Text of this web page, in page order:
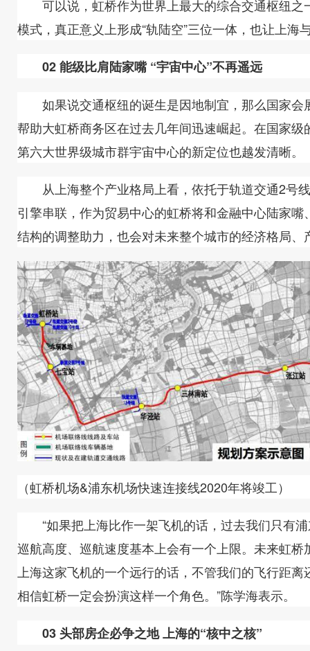
可以说，虹桥作为世界上最大的综合交通枢纽之
模式，真正意义上形成“轨陆空”三位一体，也让上海
02 能级比肩陆家嘴 “宇宙中心”不再遥远
如果说交通枢纽的诞生是因地制宜，那么国家会
帮助大虹桥商务区在过去几年间迅速崛起。在国家
第六大世界级城市群宇宙中心的新定位也越发清晰。
从上海整个产业格局上看，依托于轨道交通2号
引擎串联，作为贸易中心的虹桥将和金融中心陆家
结构的调整助力，也会对未来整个城市的经济格局
（虹桥机场&浦东机场快速连接线2020年将竣工）
“如果把上海比作一架飞机的话，过去我们只有
巡航高度、巡航速度基本上会有一个上限。未来虹
上海这家飞机的一个远行的话，不管我们的飞行距
相信虹桥一定会扮演这样一个角色。”陈学海表示。
03 头部房企必争之地 上海的“核中之核”